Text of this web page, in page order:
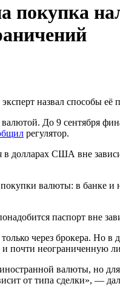
покупка
До 9 сентября
регулятор.
в долларах США вне
валюты: в
паспорт вне
через брокера. Но
почти неограниченную
валюты, но
от типа сделки», —